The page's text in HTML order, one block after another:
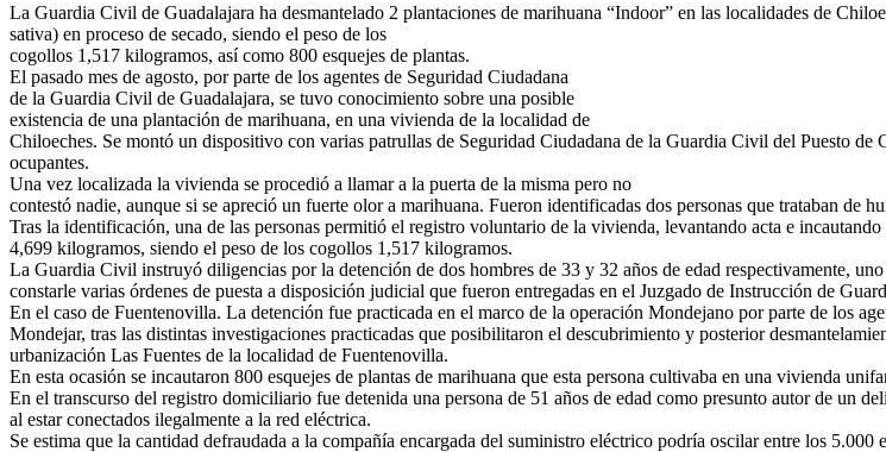
La Guardia Civil de Guadalajara ha desmantelado 2 plantaciones de marihuana “Indoor” en las localidades de
sativa) en proceso de secado, siendo el peso de los
cogollos 1,517 kilogramos, así como 800 esquejes de plantas.
El pasado mes de agosto, por parte de los agentes de Seguridad Ciudadana
de la Guardia Civil de Guadalajara, se tuvo conocimiento sobre una posible
existencia de una plantación de marihuana, en una vivienda de la localidad de
Chiloeches. Se montó un dispositivo con varias patrullas de Seguridad Ciudadana de la Guardia Civil del Puesto
ocupantes.
Una vez localizada la vivienda se procedió a llamar a la puerta de la misma pero no
contestó nadie, aunque si se apreció un fuerte olor a marihuana. Fueron identificadas dos personas que trataban de
Tras la identificación, una de las personas permitió el registro voluntario de la vivienda, levantando acta e
4,699 kilogramos, siendo el peso de los cogollos 1,517 kilogramos.
La Guardia Civil instruyó diligencias por la detención de dos hombres de 33 y 32 años de edad respectivamente,
constarle varias órdenes de puesta a disposición judicial que fueron entregadas en el Juzgado de Instrucción de
En el caso de Fuentenovilla. La detención fue practicada en el marco de la operación Mondejano por parte de los
Mondejar, tras las distintas investigaciones practicadas que posibilitaron el descubrimiento y posterior
urbanización Las Fuentes de la localidad de Fuentenovilla.
En esta ocasión se incautaron 800 esquejes de plantas de marihuana que esta persona cultivaba en una vivienda
En el transcurso del registro domiciliario fue detenida una persona de 51 años de edad como presunto autor de un
al estar conectados ilegalmente a la red eléctrica.
Se estima que la cantidad defraudada a la compañía encargada del suministro eléctrico podría oscilar entre los 5.000